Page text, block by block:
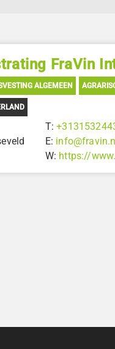
FraVin
ALGEMEEN
T:
E:
W: https://